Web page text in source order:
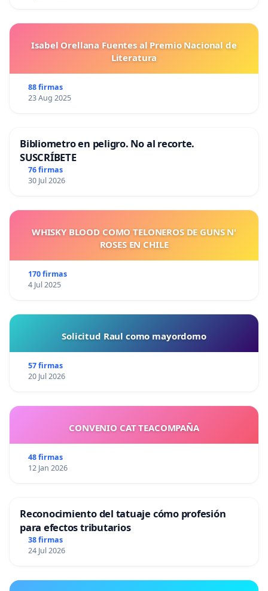
Isabel Orellana Fuentes al Premio Nacional de
Literatura
88 firmas
23 Aug 2025
Bibliometro en peligro. No al recorte.
SUSCRÍBETE
76 firmas
30 Jul 2026
WHISKY BLOOD COMO TELONEROS DE GUNS N'
ROSES EN CHILE
170 firmas
4 Jul 2025
Solicitud Raul como mayordomo
57 firmas
20 Jul 2026
CONVENIO CAT TEACOMPAÑA
48 firmas
12 Jan 2026
Reconocimiento del tatuaje cómo profesión
para efectos tributarios
38 firmas
24 Jul 2026